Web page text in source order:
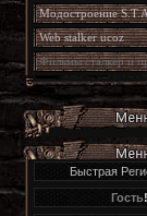
Модостроение
Web stalker ucoz
Фильмы сталкер и
Быстрая
Гость!